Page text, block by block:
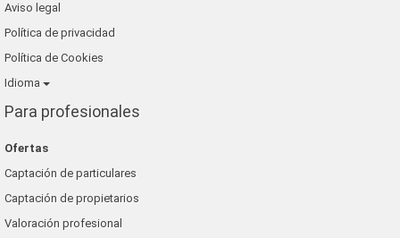
Aviso legal
Política de privacidad
Política de Cookies
Idioma
Para profesionales
Ofertas
Captación de particulares
Captación de propietarios
Valoración profesional